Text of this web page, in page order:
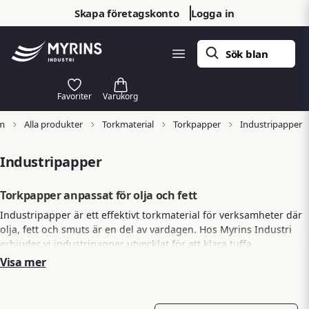
Skapa företagskonto Logga in
Alla produkter Torkmaterial Torkpapper Industripapper
Industripapper
Torkpapper anpassat för olja och fett
Industripapper är ett effektivt torkmaterial för verksamheter där
olja, fett och smuts är en del av vardagen. Hos Myrins Industri
erbjuder vi industripapper utvecklat för att klara tuffa
arbetsmiljöer, där hög uppsugningsförmåga och slitstyrka
Pappret är konstruerat för att snabbt absorbera oljebaserade
Visa mer